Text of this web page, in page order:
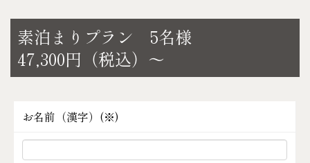
素泊まりプラン 5名様
47,300円（税込）～
お名前（漢字）(※)